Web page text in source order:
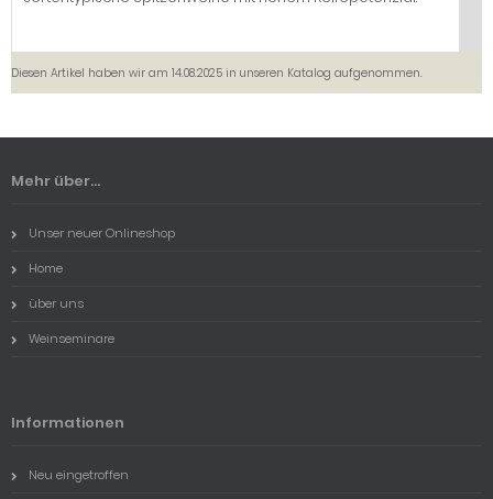
Diesen Artikel haben wir am 14.08.2025 in unseren Katalog aufgenommen.
Mehr über...
Unser neuer Onlineshop
Home
über uns
Weinseminare
Informationen
Neu eingetroffen